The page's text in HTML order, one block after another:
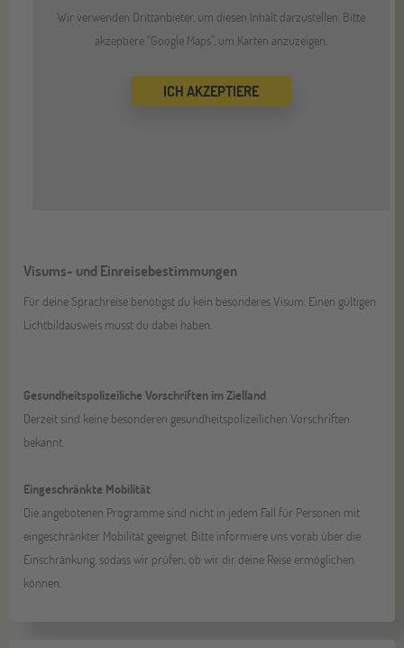
Wir verwenden Drittanbieter, um diesen Inhalt darzustellen. Bitte
akzeptiere "Google Maps", um Karten anzuzeigen.
ICH AKZEPTIERE
Visums- und Einreisebestimmungen
Für deine Sprachreise benötigst du kein besonderes Visum. Einen gültigen
Lichtbildausweis musst du dabei haben.
Gesundheitspolizeiliche Vorschriften im Zielland
Derzeit sind keine besonderen gesundheitspolizeilichen Vorschriften
bekannt.
Eingeschränkte Mobilität
Die angebotenen Programme sind nicht in jedem Fall für Personen mit
eingeschränkter Mobilität geeignet. Bitte informiere uns vorab über die
Einschränkung, sodass wir prüfen, ob wir dir deine Reise ermöglichen
können.